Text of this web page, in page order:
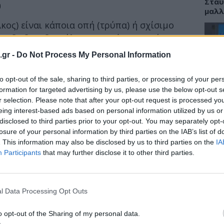
- Do Not Process My Personal Information
opt-out of the sale, sharing to third parties, or processing of your
for targeted advertising by us, please use the below opt-out
selection. Please note that after your opt-out request is processed
interest-based ads based on personal information utilized by us
to third parties prior to your opt-out. You may separately
of your personal information by third parties on the IAB’s list of
This information may also be disclosed by us to third parties on the
Participants that may further disclose it to other third parties.
Data Processing Opt Outs
opt-out of the Sharing of my personal data.
είναι κάποια οπή (τρύπα) ή σχίσιμο
δωδεκαδακτύλου (το ανώτερο τμήμα του
οι περιοχές που έρχονται σε επαφή
Το δωδεκαδακτυλικό έλκος είναι
Συγκριτικά πιο σπάνιο ακόμα είναι το
στον οισοφάγο και είναι συχνά
ή από την κατάχρηση αλκοόλ.
η κοινή πεποίθηση ήταν ότι το έλκος
στρες της καθημερινότητας.
σε μια γενετική προδιάθεση για
Πάντα σε συνδυασμό με κακές
αλκοόλ, καφεΐνη και κάπνισμα). Η
συμβάλλουν σε αυξημένη
διαβρώνουν την προστατευτική
ή του οισοφάγου.